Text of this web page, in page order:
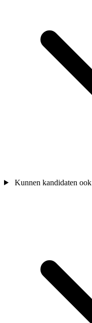
Kunnen kandidaten